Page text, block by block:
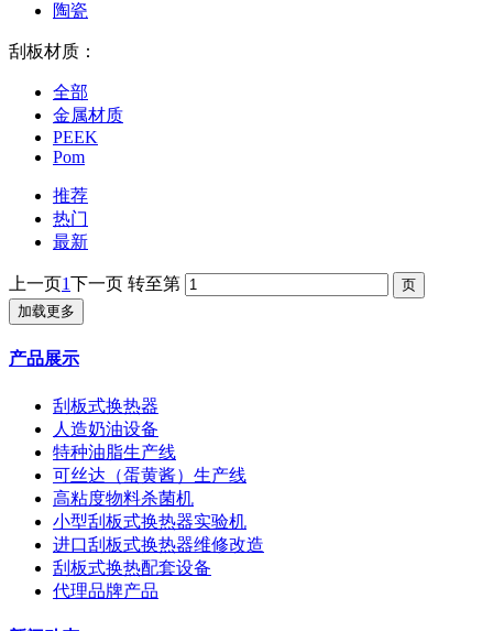
陶瓷
刮板材质：
全部
金属材质
PEEK
Pom
推荐
热门
最新
上一页1下一页 转至第
加载更多
产品展示
刮板式换热器
人造奶油设备
特种油脂生产线
可丝达（蛋黄酱）生产线
高粘度物料杀菌机
小型刮板式换热器实验机
进口刮板式换热器维修改造
刮板式换热配套设备
代理品牌产品